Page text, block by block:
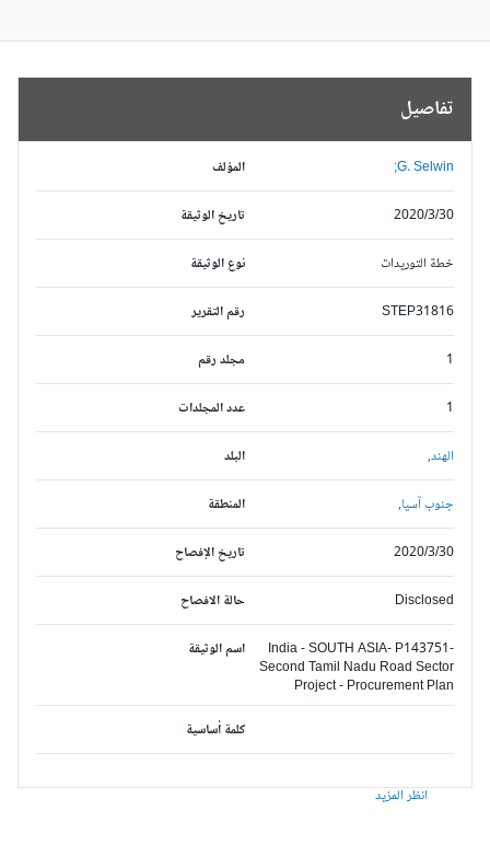
تفاصيل
المؤلف G. Selwin;
تاريخ الوثيقة 2020/3/30
نوع الوثيقة خطة التوريدات
رقم التقرير STEP31816
مجلد رقم
عدد المجلدات
البلد الهند,
المنطقة جنوب آسيا,
تاريخ الإفصاح 2020/3/30
حالة الافصاح Disclosed
اسم الوثيقة
India - SOUTH ASIA- P143751-
Second Tamil Nadu Road Sector
Project - Procurement Plan
كلمة أساسية
انظر المزيد